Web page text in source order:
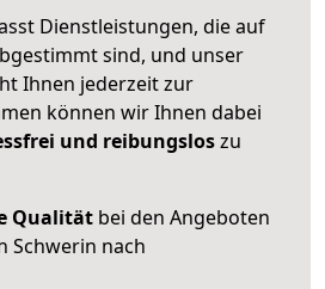
Dienstleistungen, die auf
sind, und unser
Ihnen jederzeit zur
können wir Ihnen dabei
und reibungsloszu
Qualität bei den Angeboten
Schwerin nach